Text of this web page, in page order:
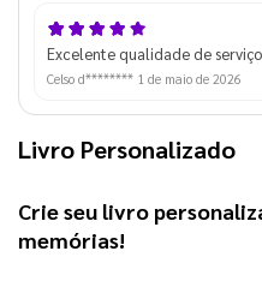
Excelente qualidade de
Celso d******** 1 de maio de 2026
Livro Personalizado
Crie seu livro
memórias!